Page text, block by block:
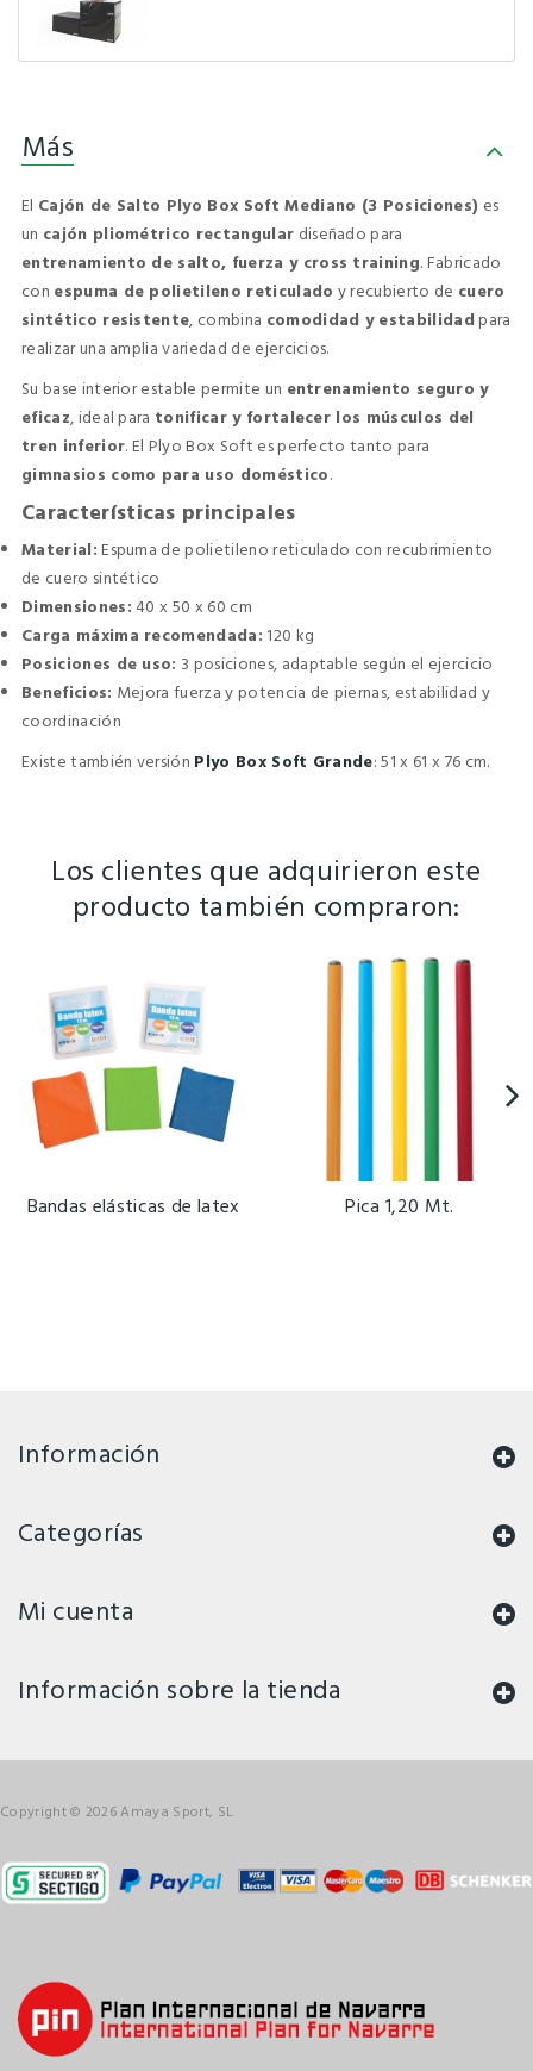
Más
El Cajón de Salto Plyo Box Soft Mediano (3 Posiciones) es
un cajón pliométrico rectangular diseñado para
entrenamiento de salto, fuerza y cross training. Fabricado
con espuma de polietileno reticulado y recubierto de cuero
sintético resistente, combina comodidad y estabilidadpara
realizar una amplia variedad de ejercicios.
Su base interior estable permite un entrenamiento seguro y
eficaz, ideal para tonificar y fortalecer los músculos del
tren inferior. El Plyo Box Soft es perfecto tanto para
gimnasios como para uso doméstico.
Características principales
Material:Espuma de polietileno reticulado con recubrimiento
de cuero sintético
Dimensiones:40 x 50 x 60 cm
Carga máxima recomendada: 120 kg
Posiciones de uso: 3 posiciones, adaptable según el ejercicio
Beneficios: Mejora fuerza y potencia de piernas, estabilidad y
coordinación
Existe también versión Plyo Box Soft Grande: 51 x 61 x 76 cm.
Los clientes que adquirieron este
producto también compraron:
Bandas elásticas de latex Pica 1,20 Mt.
Información
Categorías
Mi cuenta
Información sobre la tienda
Copyright © 2026 Amaya Sport, SL